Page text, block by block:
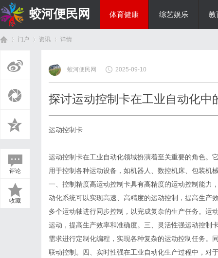
蛟河便民网 体育健康 综艺娱乐 教
门户 资讯
›
详情
评论
收藏
蛟河便民网 2025-09-10
探讨运动控制卡在工业自动化中
运动控制卡
运动控制卡在工业自动化领域扮演着至关重要的角色。
用于控制各种运动设备，如机器人、数控机床、包装机
一、控制精度高运动控制卡具有高精度的运动控制能力
动化系统可以实现高速、高精度的运动控制，提高生产
多个运动轴进行同步控制，以完成复杂的生产任务。运
运动，提高生产效率和准确度。三、灵活性强运动控制
需求进行定制化编程，实现各种复杂的运动控制任务。
联动控制。四、实时性强在工业自动化生产过程中，对